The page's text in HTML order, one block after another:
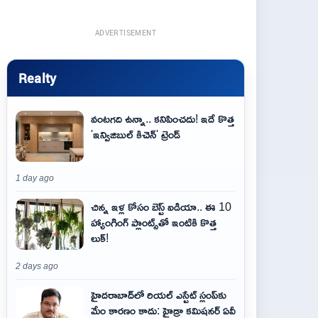
ADVERTISEMENT
Realty
వంటగది ఉన్నా.. కనిపించదు! ఇదే కొత్త
'ఇన్విజిబుల్ కిచెన్' ట్రెండ్
1 day ago
చిన్న ఇళ్ల కోసం బెస్ట్ ఐడియా.. ఈ 10
హ్యాంగింగ్ ప్లాంట్స్‌తో ఇంటికి కొత్త
లుక్!
2 days ago
హైదరాబాద్‌లో రియల్ ఎస్టేట్ స్లంప్‌కు
మేం కారణం కాదు: హైడ్రా కమిషనర్ ఏవీ